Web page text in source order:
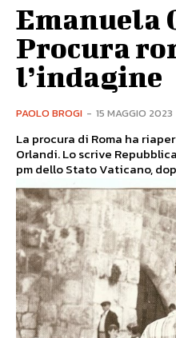
Emanuela
Procura
l’indagine
PAOLO BROGI - 15 MAGGIO 2023
La procura di Roma ha
Orlandi. Lo scrive
pm dello Stato Vaticano,